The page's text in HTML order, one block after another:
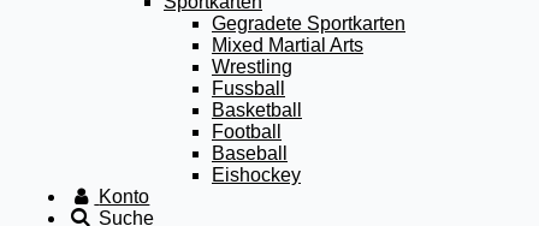
Gegradete Sportkarten
Mixed Martial Arts
Wrestling
Fussball
Basketball
Football
Baseball
Eishockey
Konto
Suche